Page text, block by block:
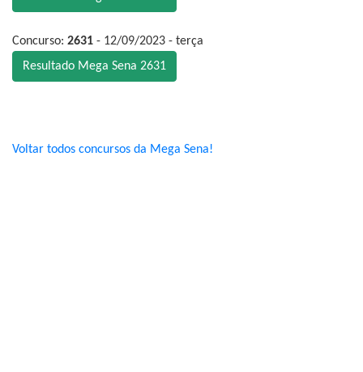
Concurso: 2631 - 12/09/2023 - terça
Resultado Mega Sena 2631
Voltar todos concursos da Mega Sena!